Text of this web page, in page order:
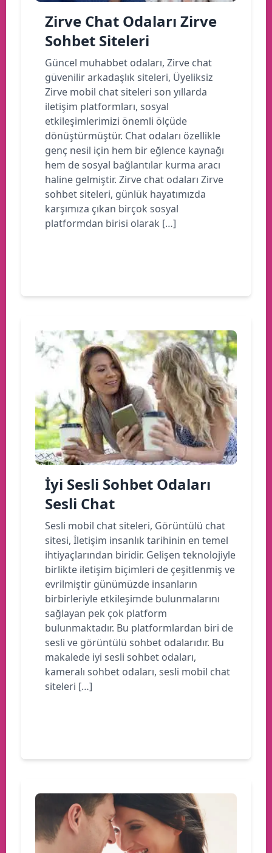
Zirve Chat Odaları Zirve
Sohbet Siteleri
Güncel muhabbet odaları, Zirve chat
güvenilir arkadaşlık siteleri, Üyeliksiz
Zirve mobil chat siteleri son yıllarda
iletişim platformları, sosyal
etkileşimlerimizi önemli ölçüde
dönüştürmüştür. Chat odaları özellikle
genç nesil için hem bir eğlence kaynağı
hem de sosyal bağlantılar kurma aracı
haline gelmiştir. Zirve chat odaları Zirve
sohbet siteleri, günlük hayatımızda
karşımıza çıkan birçok sosyal
platformdan birisi olarak […]
İyi Sesli Sohbet Odaları
Sesli Chat
Sesli mobil chat siteleri, Görüntülü chat
sitesi, İletişim insanlık tarihinin en temel
ihtiyaçlarından biridir. Gelişen teknolojiyle
birlikte iletişim biçimleri de çeşitlenmiş ve
evrilmiştir günümüzde insanların
birbirleriyle etkileşimde bulunmalarını
sağlayan pek çok platform
bulunmaktadır. Bu platformlardan biri de
sesli ve görüntülü sohbet odalarıdır. Bu
makalede iyi sesli sohbet odaları,
kameralı sohbet odaları, sesli mobil chat
siteleri […]